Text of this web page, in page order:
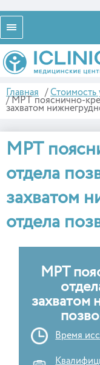
Главная / Стоимость
/ МРТ пояснично-
захватом
МРТ
отдела
захватом
отдела
МРТ
захватом
Время